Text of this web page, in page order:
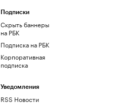
Подписки
Скрыть баннеры
на РБК
Подписка на РБК
Корпоративная
подписка
Уведомления
RSS Новости